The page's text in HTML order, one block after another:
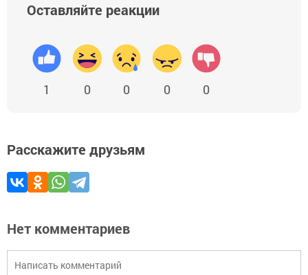
Оставляйте реакции
1 0 0 0 0
Расскажите друзьям
Нет комментариев